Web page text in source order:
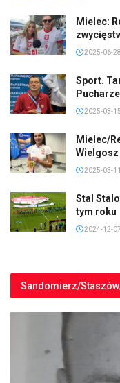
Mielec:
2025-06-28
Sport.
2025-03-15
Mielec/
Wielgosz
2025-03-11
Stal
tym roku
2024-12-07
Sandomierz/